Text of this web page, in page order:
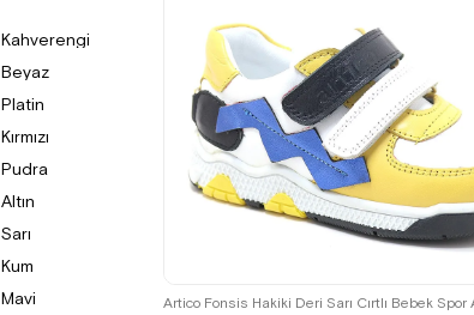
Kahverengi
Beyaz
Platin
Kırmızı
Pudra
Altın
Sarı
Kum
Mavi
Artico Fonsis Hakiki Deri Sarı Cırtlı Bebek Spor